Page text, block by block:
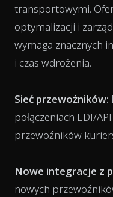
transportowymi.
optymalizacji i
wymaga znacznych
i czas wdrożenia.
Sieć przewoźników:
połączeniach EDI/
przewoźników
Nowe integracje z
nowych